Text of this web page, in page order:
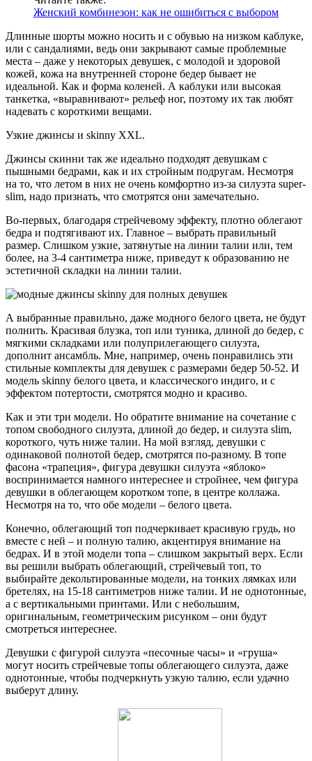
Женский комбинезон: как не ошибиться с выбором
Длинные шорты можно носить и с обувью на низком каблуке,
или с сандалиями, ведь они закрывают самые проблемные
места – даже у некоторых девушек, с молодой и здоровой
кожей, кожа на внутренней стороне бедер бывает не
идеальной. Как и форма коленей. А каблуки или высокая
танкетка, «выравнивают» рельеф ног, поэтому их так любят
надевать с короткими вещами.
Узкие джинсы и skinny XXL.
Джинсы скинни так же идеально подходят девушкам с
пышными бедрами, как и их стройным подругам. Несмотря
на то, что летом в них не очень комфортно из-за силуэта super-
slim, надо признать, что смотрятся они замечательно.
Во-первых, благодаря стрейчевому эффекту, плотно облегают
бедра и подтягивают их. Главное – выбрать правильный
размер. Слишком узкие, затянутые на линии талии или, тем
более, на 3-4 сантиметра ниже, приведут к образованию не
эстетичной складки на линии талии.
А выбранные правильно, даже модного белого цвета, не будут
полнить. Красивая блузка, топ или туника, длиной до бедер, с
мягкими складками или полуприлегающего силуэта,
дополнит ансамбль. Мне, например, очень понравились эти
стильные комплекты для девушек с размерами бедер 50-52. И
модель skinny белого цвета, и классического индиго, и с
эффектом потертости, смотрятся модно и красиво.
Как и эти три модели. Но обратите внимание на сочетание с
топом свободного силуэта, длиной до бедер, и силуэта slim,
короткого, чуть ниже талии. На мой взгляд, девушки с
одинаковой полнотой бедер, смотрятся по-разному. В топе
фасона «трапеция», фигура девушки силуэта «яблоко»
воспринимается намного интереснее и стройнее, чем фигура
девушки в облегающем коротком топе, в центре коллажа.
Несмотря на то, что обе модели – белого цвета.
Конечно, облегающий топ подчеркивает красивую грудь, но
вместе с ней – и полную талию, акцентируя внимание на
бедрах. И в этой модели топа – слишком закрытый верх. Если
вы решили выбрать облегающий, стрейчевый топ, то
выбирайте декольтированные модели, на тонких лямках или
бретелях, на 15-18 сантиметров ниже талии. И не однотонные,
а с вертикальными принтами. Или с небольшим,
оригинальным, геометрическим рисунком – они будут
смотреться интереснее.
Девушки с фигурой силуэта «песочные часы» и «груша»
могут носить стрейчевые топы облегающего силуэта, даже
однотонные, чтобы подчеркнуть узкую талию, если удачно
выберут длину.